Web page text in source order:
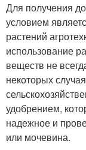
Для получения
условием
растений
использование
веществ не
некоторых
удобрением,
надежное и
или мочевина.